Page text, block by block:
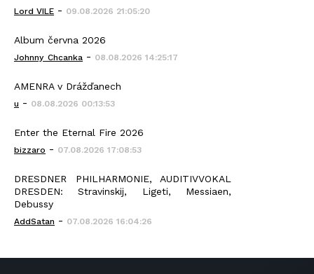
Lord VILE - 09.08.2026 21:05:20
Album června 2026
Johnny_Chcanka - 08.08.2026 14:25:17
AMENRA v Drážďanech
u - 08.08.2026 00:13:53
Enter the Eternal Fire 2026
bizzaro - 07.08.2026 17:08:53
DRESDNER PHILHARMONIE, AUDITIVVOKAL
DRESDEN: Stravinskij, Ligeti, Messiaen,
Debussy
AddSatan - 07.08.2026 16:04:26